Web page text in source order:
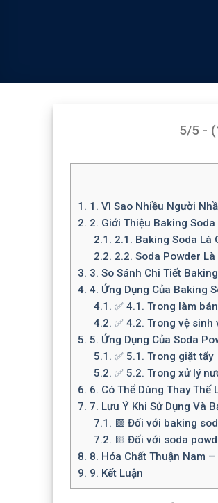
5/5 -
1. 1. Vì Sao Nhiều Người
2. 2. Giới Thiệu Baking
2.1. 2.1. Baking Soda Là
2.2. 2.2. Soda Powder Là
3. 3. So Sánh Chi Tiết
4. 4. Ứng Dụng Của Baking
4.1. ✅ 4.1. Trong làm
4.2. ✅ 4.2. Trong vệ sinh
5. 5. Ứng Dụng Của Soda
5.1. ✅ 5.1. Trong giặt tẩy
5.2. ✅ 5.2. Trong xử lý
6. 6. Có Thể Dùng Thay Thế
7. 7. Lưu Ý Khi Sử Dụng Và
7.1. 🟩 Đối với baking
7.2. 🟨 Đối với soda
8. 8. Hóa Chất Thuận Nam
9. 9. Kết Luận